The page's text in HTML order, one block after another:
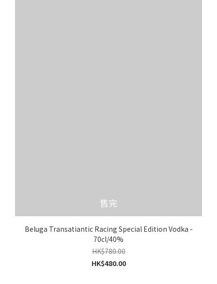
售完
Beluga Transatiantic Racing Special Edition Vodka -
70cl/40%
HK$780.00
HK$480.00